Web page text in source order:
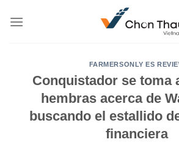
FARMERSONLY ES
Conquistador se toma
hembras acerca de
buscando el estallido
financiera